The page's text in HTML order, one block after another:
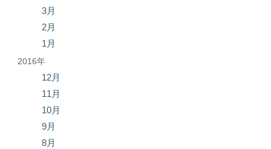
3月
2月
1月
2016年
12月
11月
10月
9月
8月